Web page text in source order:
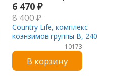
6 470 ₽
8 400₽
Country Life, комплекс
коэнзимов группы B, 240
веганских капсул10173
В корзину